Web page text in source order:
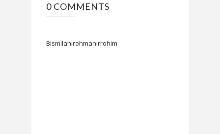
0 COMMENTS
Bismilahirohmanirrohim